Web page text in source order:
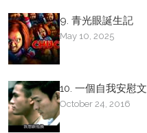
9. 青光眼誕生記
May 10, 2025
10. 一個自我安慰文
October 24, 2016